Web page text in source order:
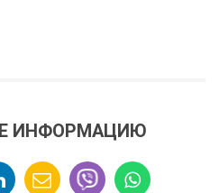
ИНФОРМАЦИЮ